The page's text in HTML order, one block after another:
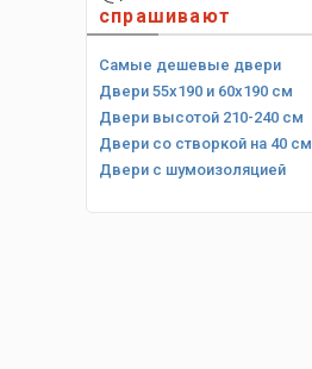
спрашивают
Самые дешевые двери
Двери 55х190 и 60х190 см
Двери высотой 210-240 см
Двери со створкой на 40 см
Двери с шумоизоляцией